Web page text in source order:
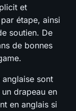
et
étape, ainsi
soutien. De
de bonnes
sont
drapeau en
en anglais si